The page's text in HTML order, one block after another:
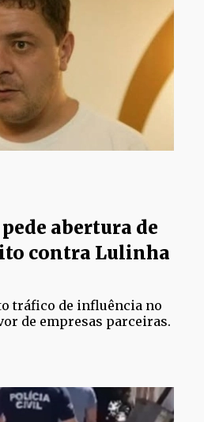
abertura de
contra Lulinha
tráfico de influência no
de empresas parceiras.